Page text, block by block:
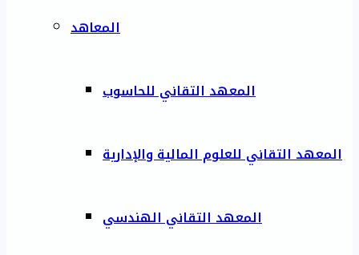
المعاهد
المعهد التقاني للحاسوب
المعهد التقاني للعلوم المالية والإدارية
المعهد التقاني الهندسي